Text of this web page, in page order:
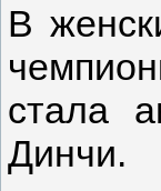
В
стала
Динчи.